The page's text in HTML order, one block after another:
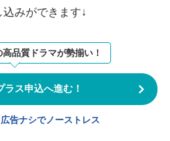
みができます↓
品質ドラマが勢揃い！
ラス申込へ進む！
告ナシでノーストレス